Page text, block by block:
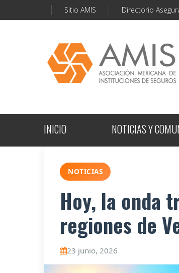
Sitio AMIS Directorio
INICIO NOTICIAS Y
NOTICIAS
Hoy, la onda
regiones de
23 junio, 2026